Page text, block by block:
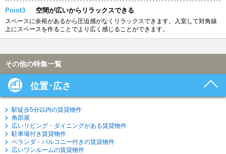
Point3 空間が広いからリラックスできる
スペースに余裕があるから圧迫感がなくリラックスできます。入室して対角線
上にスペースを作ることでより広く感じることができます。
その他の特集一覧
位置･広さ
駅徒歩5分以内の賃貸物件
角部屋
広いリビング・ダイニングがある賃貸物件
駐車場付き賃貸物件
ベランダ・バルコニー付きの賃貸物件
広いワンルームの賃貸物件